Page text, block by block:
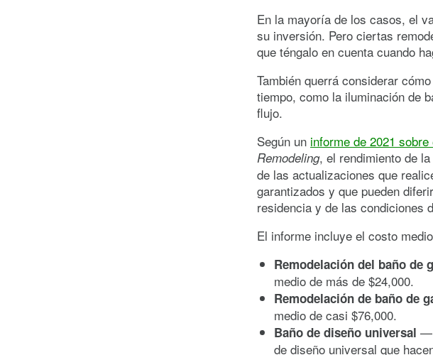
En la mayoría de los casos, el
su inversión. Pero ciertas
que téngalo en cuenta cuando
También querrá considerar
tiempo, como la iluminación de
flujo.
Según un informe de 2021
Remodeling, el rendimiento de
de las actualizaciones que
garantizados y que pueden
residencia y de las condiciones
El informe incluye el costo
Remodelación del baño de
medio de más de $24,000.
Remodelación de baño de
medio de casi $76,000.
Baño de diseño universal —
de diseño universal que